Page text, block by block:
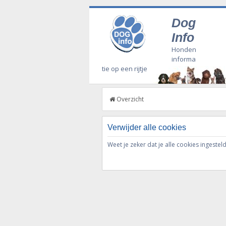
Dog
Info
Honden
informa
tie op een rijtje
Overzicht
Verwijder alle cookies
Weet je zeker dat je alle cookies